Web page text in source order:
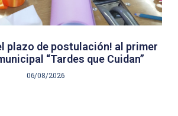
plazo de postulación! al primer
“Tardes que Cuidan”
06/08/2026